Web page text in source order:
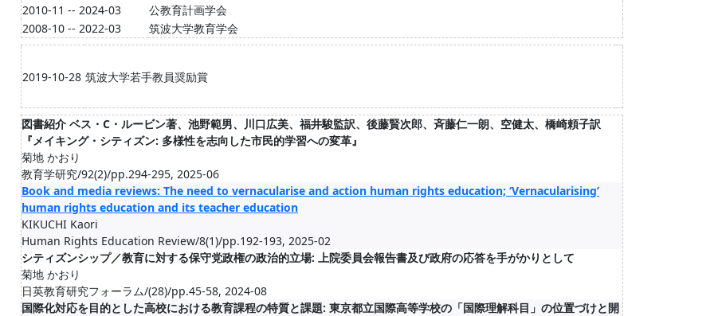
2010-11 -- 2024-03
公教育計画学会
2008-10 -- 2022-03
筑波大学教育学会
2019-10-28 筑波大学若手教員奨励賞
図書紹介 ベス・C・ルービン著、池野範男、川口広美、福井駿監訳、後藤賢次郎、斉藤仁一朗、空健太、橋崎頼子訳
『メイキング・シティズン: 多様性を志向した市民的学習への変革』
菊地 かおり
教育学研究/92(2)/pp.294-295, 2025-06
Book and media reviews: The need to vernacularise and action human rights education; ‘Vernacularising’
human rights education and its teacher education
KIKUCHI Kaori
Human Rights Education Review/8(1)/pp.192-193, 2025-02
シティズンシップ／教育に対する保守党政権の政治的立場: 上院委員会報告書及び政府の応答を手がかりとして
菊地 かおり
日英教育研究フォーラム/(28)/pp.45-58, 2024-08
国際化対応を目的とした高校における教育課程の特質と課題: 東京都立国際高等学校の「国際理解科目」の位置づけと開